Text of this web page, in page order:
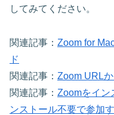
してみてください。
関連記事： Zoom for
ド
関連記事： Zoom URL
関連記事： Zoomをイン
ンストール不要で参加